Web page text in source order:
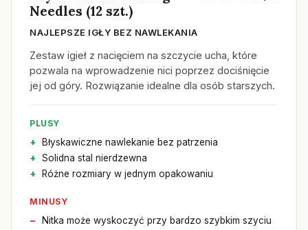
Needles (12 szt.)
NAJLEPSZE IGŁY BEZ NAWLEKANIA
Zestaw igieł z nacięciem na szczycie ucha, które
pozwala na wprowadzenie nici poprzez dociśnięcie
jej od góry. Rozwiązanie idealne dla osób starszych.
PLUSY
Błyskawiczne nawlekanie bez patrzenia
Solidna stal nierdzewna
Różne rozmiary w jednym opakowaniu
MINUSY
Nitka może wyskoczyć przy bardzo szybkim szyciu